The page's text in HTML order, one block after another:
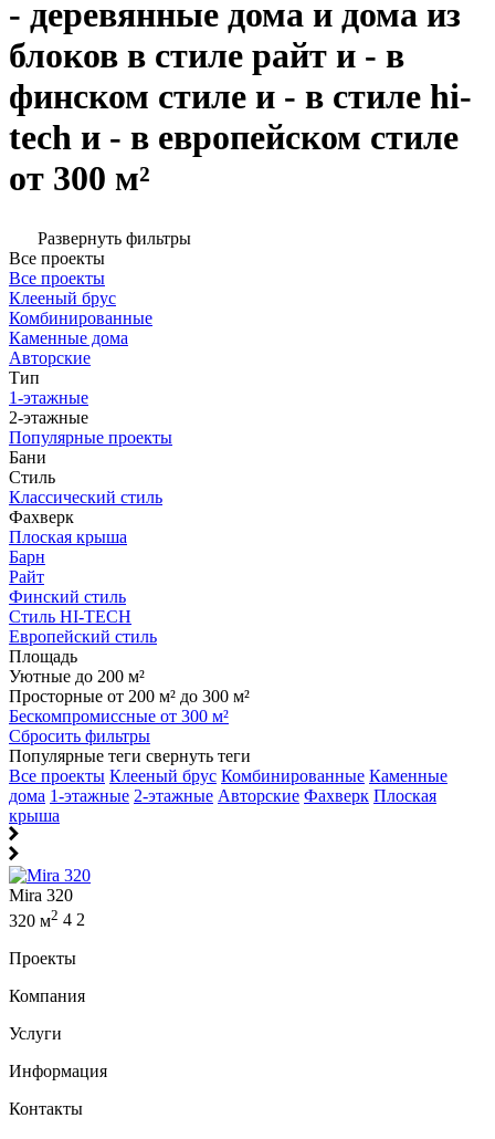
- деревянные дома и дома из
блоков в стиле райт и - в
финском стиле и - в стиле hi-
tech и - в европейском стиле
от 300 м²
Развернуть фильтры
Все проекты
Все проекты
Клееный брус
Комбинированные
Каменные дома
Авторские
Тип
1-этажные
2-этажные
Популярные проекты
Бани
Стиль
Классический стиль
Фахверк
Плоская крыша
Барн
Райт
Финский стиль
Стиль HI-TECH
Европейский стиль
Площадь
Уютные до 200 м²
Просторные от 200 м² до 300 м²
Бескомпромиссные от 300 м²
Сбросить фильтры
Популярные теги свернуть теги
Все проекты Клееный брус Комбинированные Каменные
дома 1-этажные 2-этажные Авторские Фахверк Плоская
крыша
Mira 320
320 м2 4 2
Проекты
Компания
Услуги
Информация
Контакты